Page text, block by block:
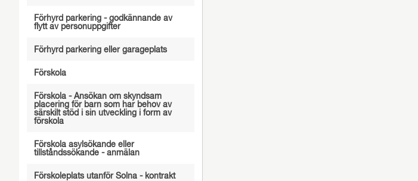
Förhyrd parkering - godkännande av
flytt av personuppgifter
Förhyrd parkering eller garageplats
Förskola
Förskola - Ansökan om skyndsam
placering för barn som har behov av
särskilt stöd i sin utveckling i form av
förskola
Förskola asylsökande eller
tillståndssökande - anmälan
Förskoleplats utanför Solna - kontrakt